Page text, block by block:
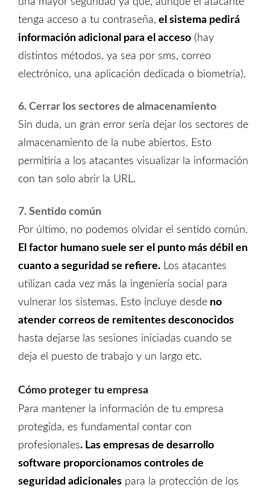
tenga acceso a tu contraseña, el sistema pedirá
información adicional para el acceso (hay
distintos métodos, ya sea por sms, correo
electrónico, una aplicación dedicada o biometría).
6. Cerrar los sectores de almacenamiento
Sin duda, un gran error sería dejar los sectores de
almacenamiento de la nube abiertos. Esto
permitiría a los atacantes visualizar la información
con tan solo abrir la URL.
7. Sentido común
Por último, no podemos olvidar el sentido común.
El factor humano suele ser el punto más débil en
cuanto a seguridad se refiere. Los atacantes
utilizan cada vez más la ingeniería social para
vulnerar los sistemas. Esto incluye desde no
atender correos de remitentes desconocidos
hasta dejarse las sesiones iniciadas cuando se
deja el puesto de trabajo y un largo etc.
Cómo proteger tu empresa
Para mantener la información de tu empresa
protegida, es fundamental contar con
profesionales. Las empresas de desarrollo
software proporcionamos controles de
seguridad adicionales para la protección de los